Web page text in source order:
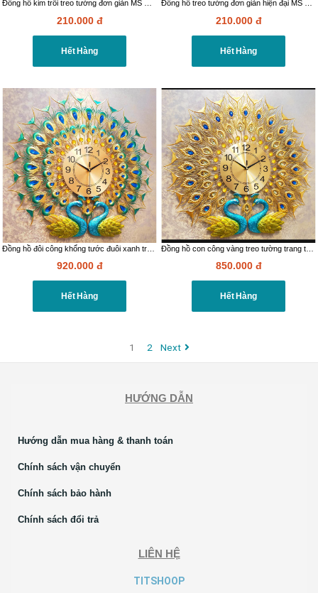
Đồng hồ kim trôi treo tường đơn giản MS DL04
210.000 đ
Hết Hàng
Đồng hồ treo tường đơn giản hiện đại MS DL03
210.000 đ
Hết Hàng
920.000 đ
Hết Hàng
850.000 đ
Hết Hàng
1 2 Next
HƯỚNG DẪN
Hướng dẫn mua hàng & thanh toán
Chính sách vận chuyển
Chính sách bảo hành
Chính sách đổi trả
LIÊN HỆ
TITSHOOP